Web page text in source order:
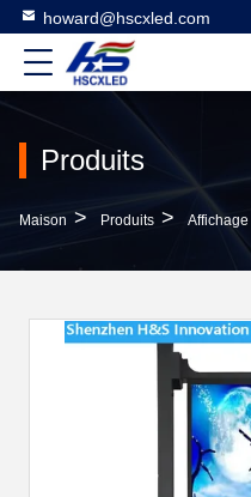
howard@hscxled.com
Produits
Maison > Produits >